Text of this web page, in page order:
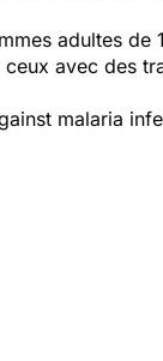
adultes de
avec des
malaria